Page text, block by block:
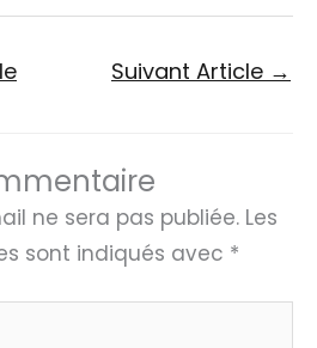
Suivant Article →
ne sera pas publiée. Les
sont indiqués avec *